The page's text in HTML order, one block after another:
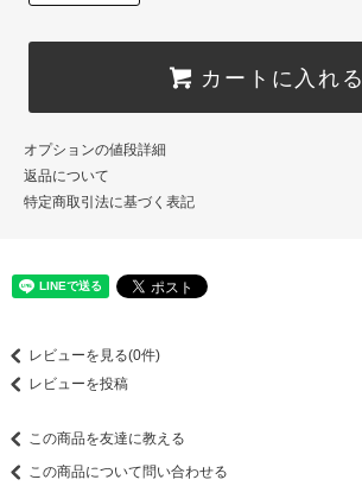
カートに入れる
オプションの値段詳細
返品について
特定商取引法に基づく表記
レビューを見る(0件)
レビューを投稿
この商品を友達に教える
この商品について問い合わせる